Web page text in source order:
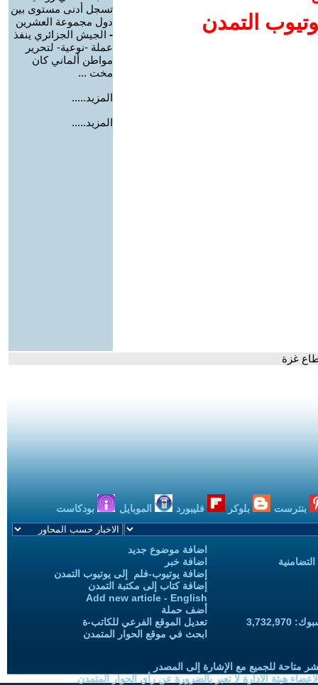
التمدن
تسجل أدنى مستوى بين
دول مجموعة العشرين
- الجيش الجزائري ينفذ
عملة -نوعية- لتحرير
مواطن ألماني كان
مخت ...
المزيد.....
المزيد.....
غزة
بنترست بلوكر فليبورد الموبايل بودكاست
اضافة موضوع جديد
اضافة خبر
إضافة يوتيوب-فلم إلى يوتيوب التمدن
إضافة كتاب إلى مكتبة التمدن
Add new article - English
أضف حملة
تعديل الموقع الفرعي للكاتب-ة
ابحث في موقع الحوار المتمدن
متاحة للجميع مع الإشارة إلى المصدر
هيئة الادارة لا تعبر بالضرورة عن رأي الحوار المتمدن